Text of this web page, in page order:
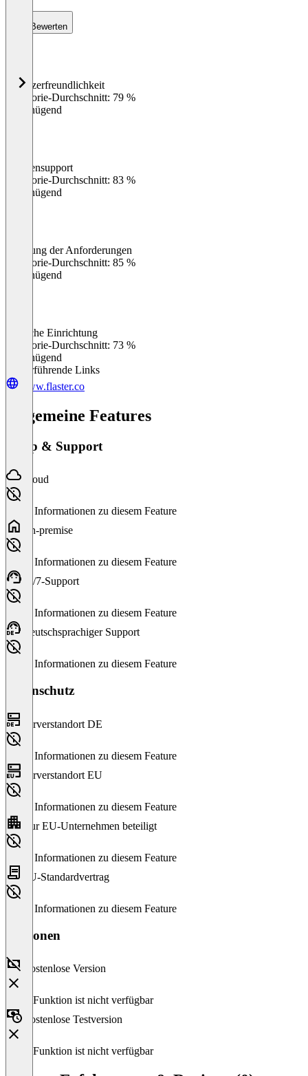
Bewerten
%
Benutzerfreundlichkeit
Kategorie-Durchschnitt: 79 %
Ungenügend
Kundensupport
Kategorie-Durchschnitt: 83 %
Ungenügend
Erfüllung der Anforderungen
Kategorie-Durchschnitt: 85 %
Ungenügend
Einfache Einrichtung
Kategorie-Durchschnitt: 73 %
Ungenügend
Weiterführende Links
www.flaster.co
Allgemeine Features
Setup & Support
Cloud
Keine Informationen zu diesem Feature
On-premise
Keine Informationen zu diesem Feature
24/7-Support
Keine Informationen zu diesem Feature
Deutschsprachiger Support
Keine Informationen zu diesem Feature
Datenschutz
Serverstandort DE
Keine Informationen zu diesem Feature
Serverstandort EU
Keine Informationen zu diesem Feature
Nur EU-Unternehmen beteiligt
Keine Informationen zu diesem Feature
EU-Standardvertrag
Keine Informationen zu diesem Feature
Versionen
Kostenlose Version
Diese Funktion ist nicht verfügbar
Kostenlose Testversion
Diese Funktion ist nicht verfügbar